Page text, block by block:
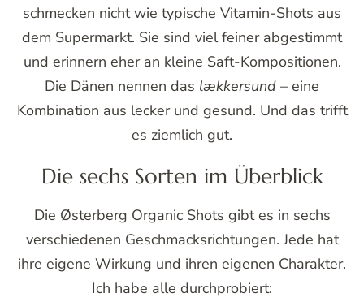
schmecken nicht wie typische Vitamin-Shots aus
dem Supermarkt. Sie sind viel feiner abgestimmt
und erinnern eher an kleine Saft-Kompositionen.
Die Dänen nennen das lækkersund – eine
Kombination aus lecker und gesund. Und das trifft
es ziemlich gut.
Die sechs Sorten im Überblick
Die Østerberg Organic Shots gibt es in sechs
verschiedenen Geschmacksrichtungen. Jede hat
ihre eigene Wirkung und ihren eigenen Charakter.
Ich habe alle durchprobiert: